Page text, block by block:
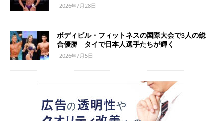
2026年7月28日
ボディビル・フィットネスの国際大会で3人の総
合優勝 タイで日本人選手たちが輝く
2026年7月5日